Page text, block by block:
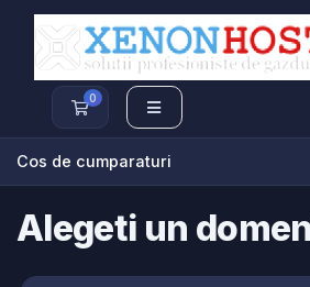
0
Cos de cumparaturi
Cos de cumparaturi
Alegeti un